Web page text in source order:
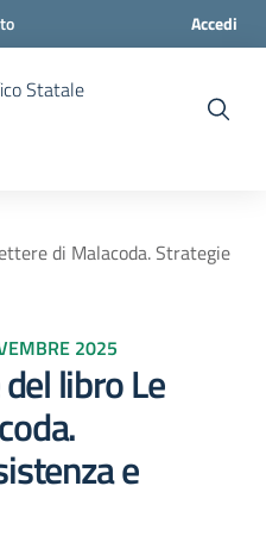
Accedi
Statale
di Malacoda. Strategie
2025
libro Le
e